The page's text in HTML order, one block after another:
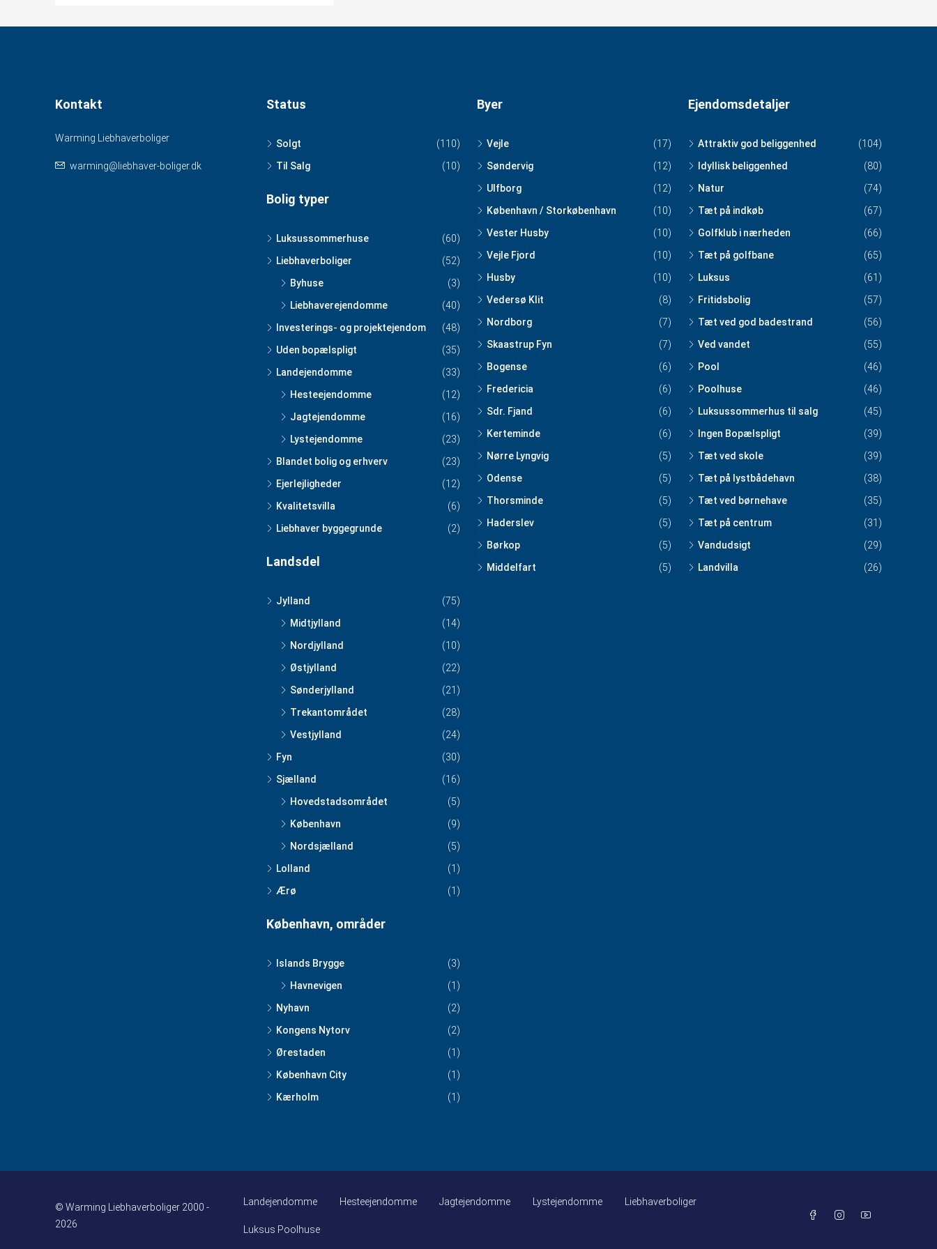
Kontakt
Warming Liebhaverboliger
warming@liebhaver-boliger.dk
Status
Solgt
(110)
Til Salg
(10)
Bolig typer
Luksussommerhuse
(60)
Liebhaverboliger
(52)
Byhuse
(3)
Liebhaverejendomme
(40)
Investerings- og projektejendom
(48)
Uden bopælspligt
(35)
Landejendomme
(33)
Hesteejendomme
(12)
Jagtejendomme
(16)
Lystejendomme
(23)
Blandet bolig og erhverv
(23)
Ejerlejligheder
(12)
Kvalitetsvilla
(6)
Liebhaver byggegrunde
(2)
Landsdel
Jylland
(75)
Midtjylland
(14)
Nordjylland
(10)
Østjylland
(22)
Sønderjylland
(21)
Trekantområdet
(28)
Vestjylland
(24)
Fyn
(30)
Sjælland
(16)
Hovedstadsområdet
(5)
København
(9)
Nordsjælland
(5)
Lolland
(1)
Ærø
(1)
København, områder
Islands Brygge
(3)
Havnevigen
(1)
Nyhavn
(2)
Kongens Nytorv
(2)
Ørestaden
(1)
København City
(1)
Kærholm
(1)
Byer
Vejle
(17)
Søndervig
(12)
Ulfborg
(12)
København / Storkøbenhavn
(10)
Vester Husby
(10)
Vejle Fjord
(10)
Husby
(10)
Vedersø Klit
(8)
Nordborg
(7)
Skaastrup Fyn
(7)
Bogense
(6)
Fredericia
(6)
Sdr. Fjand
(6)
Kerteminde
(6)
Nørre Lyngvig
(5)
Odense
(5)
Thorsminde
(5)
Haderslev
(5)
Børkop
(5)
Middelfart
(5)
Ejendomsdetaljer
Attraktiv god beliggenhed
(104)
Idyllisk beliggenhed
(80)
Natur
(74)
Tæt på indkøb
(67)
Golfklub i nærheden
(66)
Tæt på golfbane
(65)
Luksus
(61)
Fritidsbolig
(57)
Tæt ved god badestrand
(56)
Ved vandet
(55)
Pool
(46)
Poolhuse
(46)
Luksussommerhus til salg
(45)
Ingen Bopælspligt
(39)
Tæt ved skole
(39)
Tæt på lystbådehavn
(38)
Tæt ved børnehave
(35)
Tæt på centrum
(31)
Vandudsigt
(29)
Landvilla
(26)
© Warming Liebhaverboliger 2000 -
2026
Landejendomme Hesteejendomme Jagtejendomme Lystejendomme Liebhaverboliger
Luksus Poolhuse